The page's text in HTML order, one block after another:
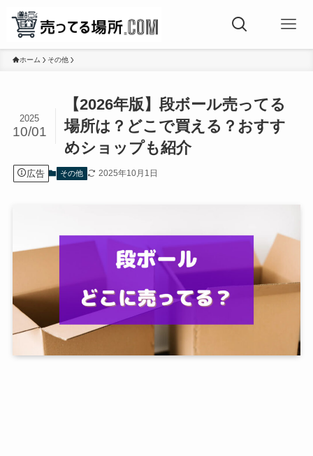
ホーム その他
【2026年版】段ボール売ってる
場所は？どこで買える？おすす
めショップも紹介
2025
10/01
広告 その他 2025年10月1日